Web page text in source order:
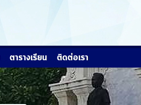
ตารางเรียน ติดต่อเรา